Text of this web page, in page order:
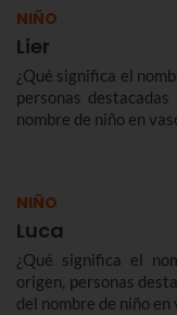
NIÑO
Lier
¿Qué significa el
personas
nombre de niño en
NIÑO
Luca
¿Qué significa el
origen, personas
del nombre de niño en